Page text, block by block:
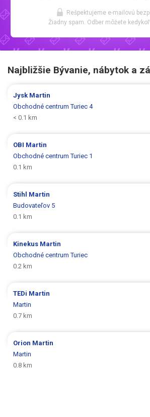
Rešpektujeme e-mailovú
Žiadny spam. Odber môžete
Najbližšie Bývanie, nábytok a
Jysk Martin
Obchodné centrum Turiec 4
< 0.1 km
OBI Martin
Obchodné centrum Turiec 1
0.1 km
Stihl Martin
Budovateľov 5
0.1 km
Kinekus Martin
Obchodné centrum Turiec
0.2 km
TEDi Martin
Martin
0.7 km
Orion Martin
Martin
0.8 km